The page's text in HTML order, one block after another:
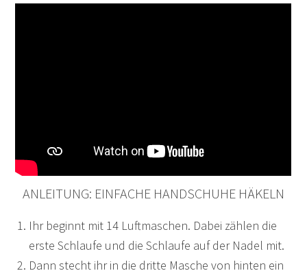
ANLEITUNG: EINFACHE HANDSCHUHE HÄKELN
Ihr beginnt mit 14 Luftmaschen. Dabei zählen die
erste Schlaufe und die Schlaufe auf der Nadel mit.
Dann stecht ihr in die dritte Masche von hinten ein